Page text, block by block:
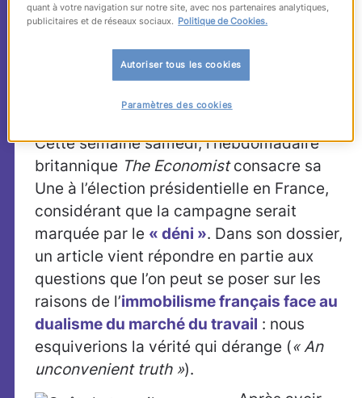
The Economist : « la
France est dans le
déni »
Cette semaine samedi, l’hebdomadaire
britannique The Economistconsacre sa
Une à l’élection présidentielle en France,
considérant que la campagne serait
marquée par le « déni ». Dans son dossier,
un article vient répondre en partie aux
questions que l’on peut se poser sur les
raisons de l’immobilisme français face au
dualisme du marché du travail : nous
esquiverions la vérité qui dérange (« An
unconvenient truth »).
quant à votre navigation sur notre site, avec nos partenaires analytiques,
publicitaires et de réseaux sociaux. Politique de Cookies.
Autoriser tous les cookies
Paramètres des cookies